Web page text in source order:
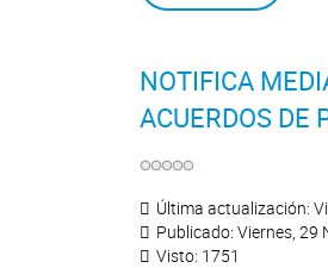
NOTIFICA
ACUERDOS DE
Última actualización:
Publicado: Viernes, 29
Visto: 1751